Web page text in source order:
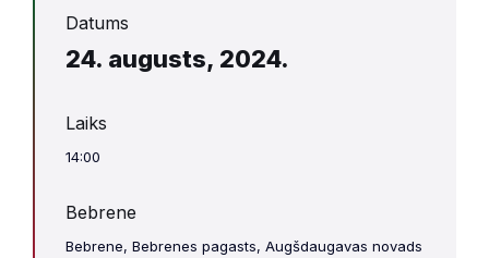
Datums
24. augusts, 2024.
Laiks
14:00
Bebrene
Bebrene, Bebrenes pagasts, Augšdaugavas novads